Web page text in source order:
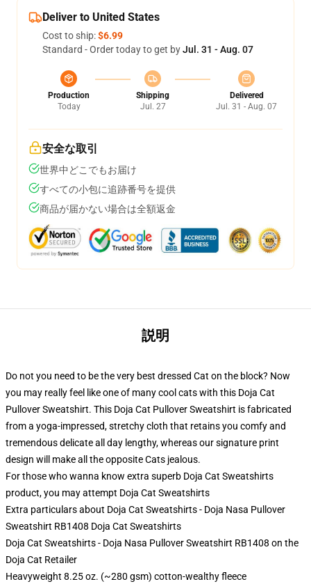
Deliver to United States
Cost to ship:$6.99
Standard - Order today to get byJul. 31 - Aug. 07
Production
Today
Shipping
Jul. 27
Delivered
Jul. 31 - Aug. 07
安全な取引
世界中どこでもお届け
すべての小包に追跡番号を提供
商品が届かない場合は全額返金
説明
Do not you need to be the very best dressed Cat on the block? Now
you may really feel like one of many cool cats with this Doja Cat
Pullover Sweatshirt. This Doja Cat Pullover Sweatshirt is fabricated
from a yoga-impressed, stretchy cloth that retains you comfy and
tremendous delicate all day lengthy, whereas our signature print
design will make all the opposite Cats jealous.
For those who wanna know extra superb Doja Cat Sweatshirts
product, you may attempt Doja Cat Sweatshirts
Extra particulars about Doja Cat Sweatshirts - Doja Nasa Pullover
Sweatshirt RB1408 Doja Cat Sweatshirts
Doja Cat Sweatshirts - Doja Nasa Pullover Sweatshirt RB1408 on the
Doja Cat Retailer
Heavyweight 8.25 oz. (~280 gsm) cotton-wealthy fleece